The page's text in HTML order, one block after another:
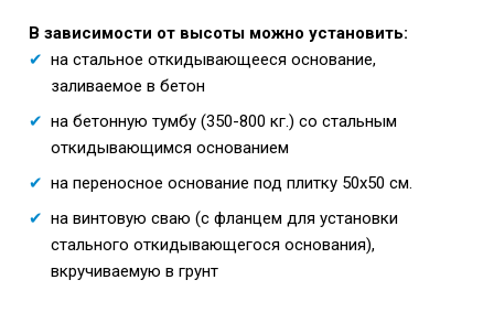
В зависимости от высоты можно установить:
на стальное откидывающееся основание,
заливаемое в бетон
на бетонную тумбу (350-800 кг.) со стальным
откидывающимся основанием
на переносное основание под плитку 50х50 см.
на винтовую сваю (с фланцем для установки
стального откидывающегося основания),
вкручиваемую в грунт